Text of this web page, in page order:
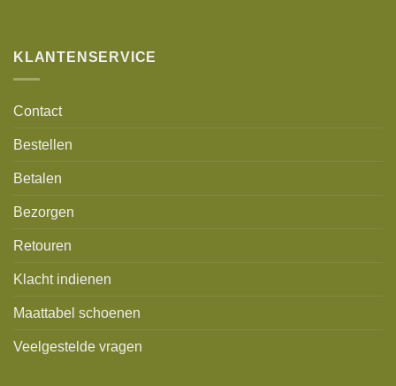
KLANTENSERVICE
Contact
Bestellen
Betalen
Bezorgen
Retouren
Klacht indienen
Maattabel schoenen
Veelgestelde vragen